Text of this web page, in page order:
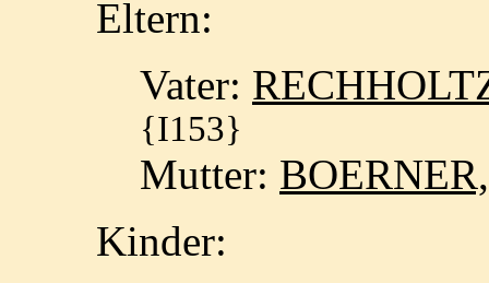
Eltern:
Vater:
{I153}
Mutter:
Kinder: